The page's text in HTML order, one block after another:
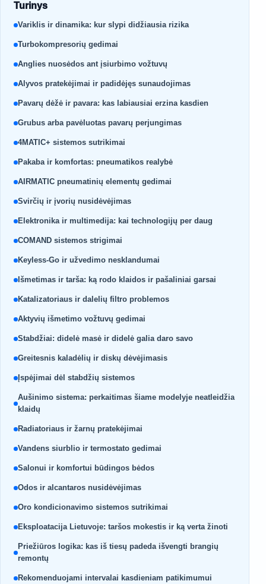
Turinys
Variklis ir dinamika: kur slypi didžiausia rizika
Turbokompresorių gedimai
Anglies nuosėdos ant įsiurbimo vožtuvų
Alyvos pratekėjimai ir padidėjęs sunaudojimas
Pavarų dėžė ir pavara: kas labiausiai erzina kasdien
Grubus arba pavėluotas pavarų perjungimas
4MATIC+ sistemos sutrikimai
Pakaba ir komfortas: pneumatikos realybė
AIRMATIC pneumatinių elementų gedimai
Svirčių ir įvorių nusidėvėjimas
Elektronika ir multimedija: kai technologijų per daug
COMAND sistemos strigimai
Keyless-Go ir užvedimo nesklandumai
Išmetimas ir tarša: ką rodo klaidos ir pašaliniai garsai
Katalizatoriaus ir dalelių filtro problemos
Aktyvių išmetimo vožtuvų gedimai
Stabdžiai: didelė masė ir didelė galia daro savo
Greitesnis kaladėlių ir diskų dėvėjimasis
Įspėjimai dėl stabdžių sistemos
Aušinimo sistema: perkaitimas šiame modelyje neatleidžia
klaidų
Radiatoriaus ir žarnų pratekėjimai
Vandens siurblio ir termostato gedimai
Salonui ir komfortui būdingos bėdos
Odos ir alcantaros nusidėvėjimas
Oro kondicionavimo sistemos sutrikimai
Eksploatacija Lietuvoje: taršos mokestis ir ką verta žinoti
Priežiūros logika: kas iš tiesų padeda išvengti brangių
remontų
Rekomenduojami intervalai kasdieniam patikimumui